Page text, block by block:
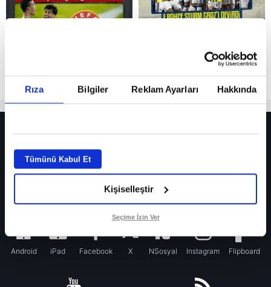
Rıza Bilgiler Reklam Ayarları Hakkında
Tümünü Kabul Et
Kişiselleştir
Seçime İzin Ver
Fenerbahçe’de sürpriz ayrılık ihtimali! Devre arasında gelmişti
Fenerbahçe’nin yeni transferi Mason Greenwood için olay sözler!
Galatasaray’da rota yeniden Thiago Almada!
Android iPad Facebook X NSosyal Instagram Flipboard